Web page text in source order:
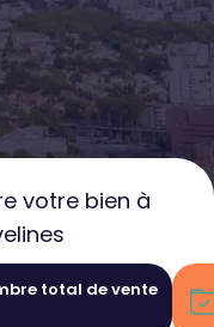
votre bien à
total de vente